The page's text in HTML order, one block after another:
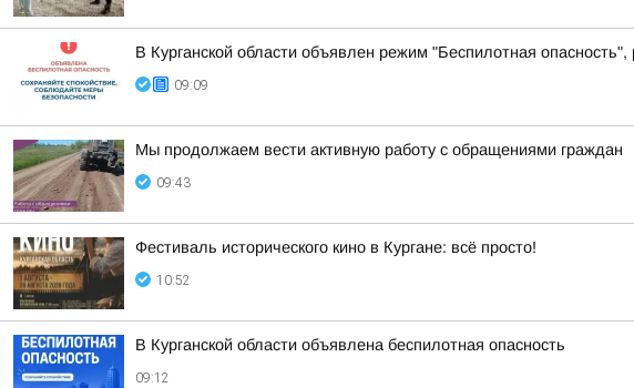
В Курганской области объявлен режим "Беспилотная
09:09
Мы продолжаем вести активную работу с обращениями граждан
09:43
Фестиваль исторического кино в Кургане: всё просто!
10:52
В Курганской области объявлена беспилотная опасность
09:12